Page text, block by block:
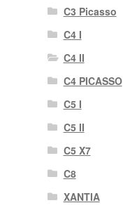
C3 Picasso
C4 I
C4 II
C4 PICASSO
C5 I
C5 II
C5 X7
C8
XANTIA